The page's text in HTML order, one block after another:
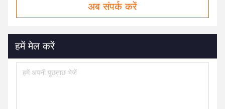
अब संपर्क करें
हमें मेल करें